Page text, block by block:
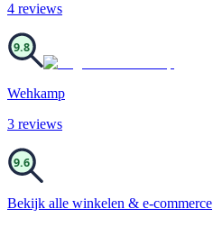
4 reviews
9.8
Wehkamp
3 reviews
9.6
Bekijk alle winkelen & e-commerce